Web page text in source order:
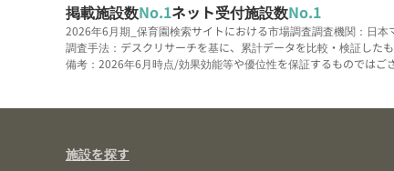
掲載施設数No.1ネット受付施設数No.1
2026年6月期_保育園検索サイトにおける市場調査調査機関：日本
調査手法：デスクリサーチを基に、累計データを比較・検証した
備考：2026年6月時点/効果効能等や優位性を保証するものでは
施設を探す